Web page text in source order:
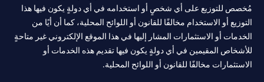
مُخصص للتوزيع على أي شخصٍ أو استخدامه في أي دولةٍ يكون فيها هذا
التوزيع أو الاستخدام مخالفًا للقانون أو اللوائح المحلية، كما أن أيًا من
الخدمات أو الاستثمارات المشار إليها في هذا الموقع الإلكتروني غير متاحةٍ
للأشخاص المقيمين في أي دولةٍ يكون فيها تقديم هذه الخدمات أو
الاستثمارات مخالفًا للقانون أو اللوائح المحلية.